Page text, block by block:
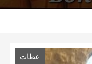
عظات